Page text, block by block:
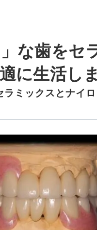
ミックスとナイ
な歯をセ
に生活し